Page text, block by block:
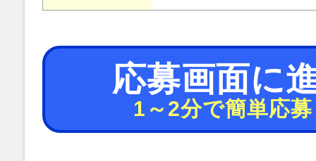
応募画面に
1～2分で簡単応